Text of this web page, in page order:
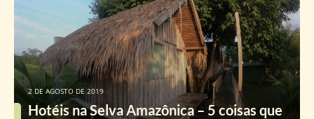
Hotéis na Selva Amazônica – 5 coisas que
2 DE AGOSTO DE 2019